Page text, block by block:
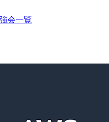
会一覧